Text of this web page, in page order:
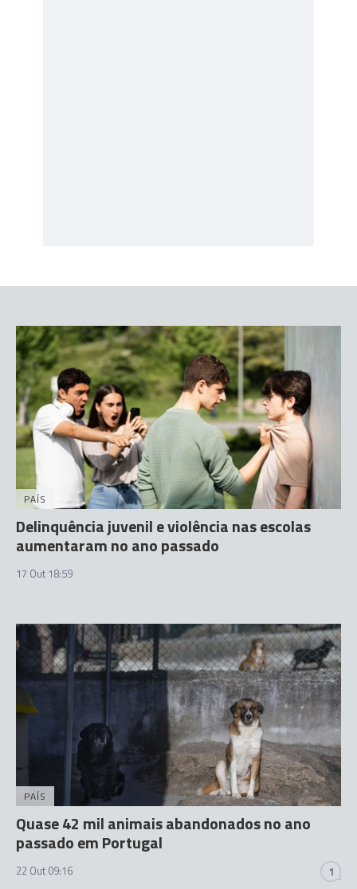
PAÍS
Delinquência juvenil e violência nas escolas
aumentaram no ano passado
17 Out 18:59
PAÍS
Quase 42 mil animais abandonados no ano
passado em Portugal
22 Out 09:16 1